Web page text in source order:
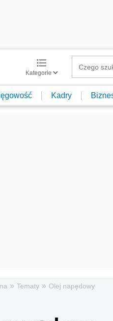
Kategorie
Kadry
» Tematy » Olej napędowy